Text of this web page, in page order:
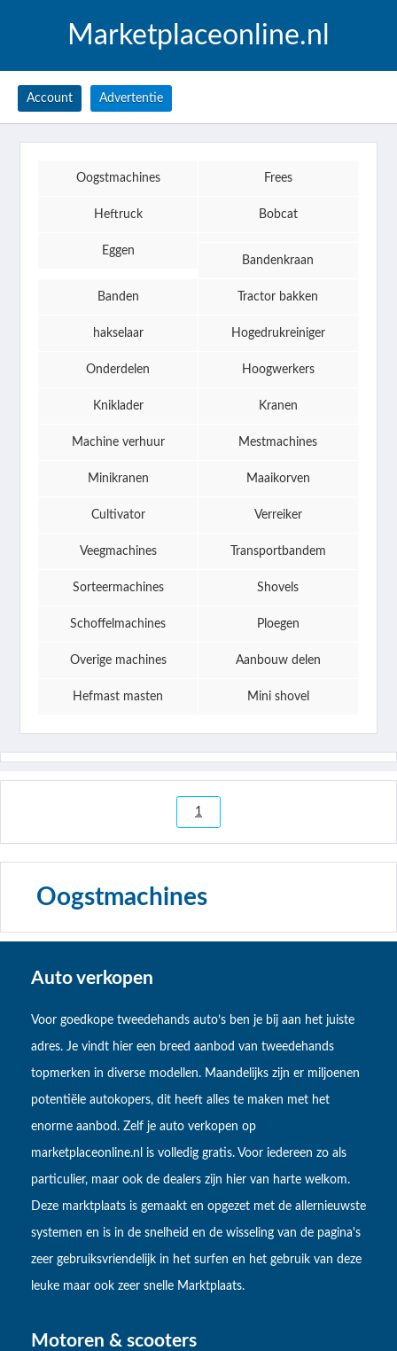
Marketplaceonline.nl
Account Advertentie
Oogstmachines Frees
Heftruck Bobcat
Eggen
Bandenkraan
Banden Tractor bakken
hakselaar Hogedrukreiniger
Onderdelen Hoogwerkers
Kniklader Kranen
Machine verhuur Mestmachines
Minikranen Maaikorven
Cultivator Verreiker
Veegmachines Transportbandem
Sorteermachines Shovels
Schoffelmachines Ploegen
Overige machines Aanbouw delen
Hefmast masten Mini shovel
1
Oogstmachines
Auto verkopen
Voor goedkope tweedehands auto’s ben je bij aan het juiste
adres. Je vindt hier een breed aanbod van tweedehands
topmerken in diverse modellen. Maandelijks zijn er miljoenen
potentiële autokopers, dit heeft alles te maken met het
enorme aanbod. Zelf je auto verkopen op
marketplaceonline.nl is volledig gratis. Voor iedereen zo als
particulier, maar ook de dealers zijn hier van harte welkom.
Deze marktplaats is gemaakt en opgezet met de allernieuwste
systemen en is in de snelheid en de wisseling van de pagina's
zeer gebruiksvriendelijk in het surfen en het gebruik van deze
leuke maar ook zeer snelle Marktplaats.
Motoren & scooters